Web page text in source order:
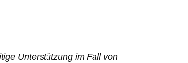
Unterstützung im Fall von